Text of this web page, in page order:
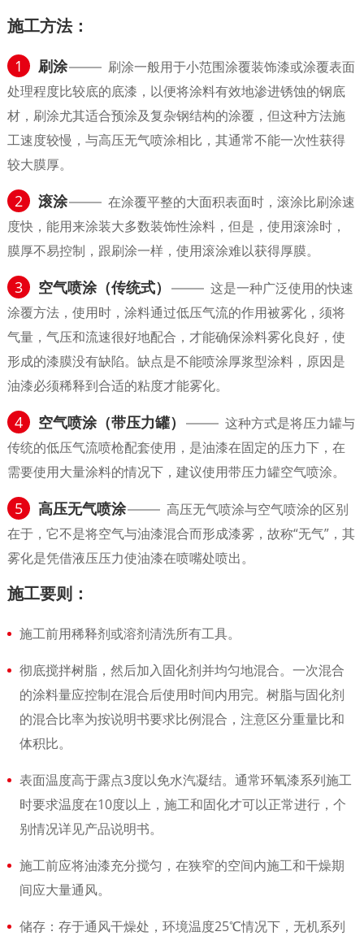
施工方法：
1 刷涂
刷涂一般用于小范围涂覆装饰漆或涂覆表面
处理程度比较底的底漆，以便将涂料有效地渗进锈蚀的钢底
材，刷涂尤其适合预涂及复杂钢结构的涂覆，但这种方法施
工速度较慢，与高压无气喷涂相比，其通常不能一次性获得
较大膜厚。
2 滚涂
在涂覆平整的大面积表面时，滚涂比刷涂速
度快，能用来涂装大多数装饰性涂料，但是，使用滚涂时，
膜厚不易控制，跟刷涂一样，使用滚涂难以获得厚膜。
3 空气喷涂（传统式）
这是一种广泛使用的快速
涂覆方法，使用时，涂料通过低压气流的作用被雾化，须将
气量，气压和流速很好地配合，才能确保涂料雾化良好，使
形成的漆膜没有缺陷。缺点是不能喷涂厚浆型涂料，原因是
油漆必须稀释到合适的粘度才能雾化。
4 空气喷涂（带压力罐）
这种方式是将压力罐与
传统的低压气流喷枪配套使用，是油漆在固定的压力下，在
需要使用大量涂料的情况下，建议使用带压力罐空气喷涂。
5 高压无气喷涂
高压无气喷涂与空气喷涂的区别
在于，它不是将空气与油漆混合而形成漆雾，故称“无气”，其
雾化是凭借液压压力使油漆在喷嘴处喷出。
施工要则：
施工前用稀释剂或溶剂清洗所有工具。
彻底搅拌树脂，然后加入固化剂并均匀地混合。一次混合
的涂料量应控制在混合后使用时间内用完。树脂与固化剂
的混合比率为按说明书要求比例混合，注意区分重量比和
体积比。
表面温度高于露点3度以免水汽凝结。通常环氧漆系列施工
时要求温度在10度以上，施工和固化才可以正常进行，个
别情况详见产品说明书。
施工前应将油漆充分搅匀，在狭窄的空间内施工和干燥期
间应大量通风。
储存：存于通风干燥处，环境温度25℃情况下，无机系列